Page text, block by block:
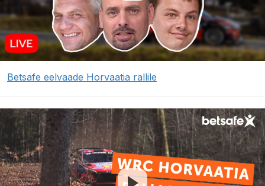
Betsafe eelvaade Horvaatia rallile